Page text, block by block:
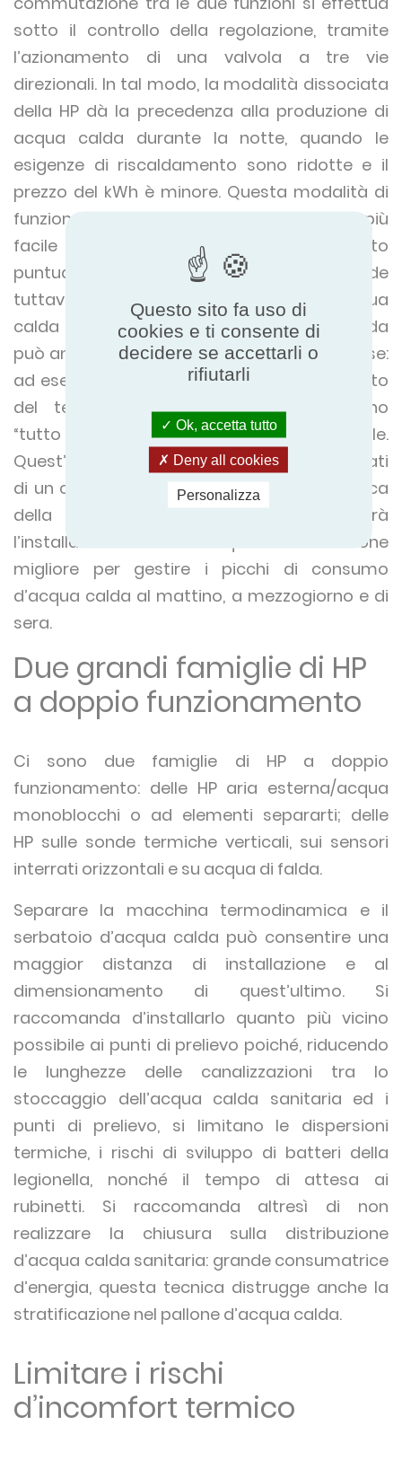
sotto il controllo della regolazione, tramite
l’azionamento di una valvola a tre vie
direzionali. In tal modo, la modalità dissociata
della HP dà la precedenza alla produzione di
acqua calda durante la notte, quando le
esigenze di riscaldamento sono ridotte e il
prezzo del kWh è minore. Questa modalità di
funzionamento è interessante poiché è più
facile interrompere il riscaldamento
puntualmente durante la notte ma richiede
tuttavia una capacità di stoccaggio d’acqua
calda notevole. La produzione d’acqua calda
può anche rispondere a due necessità diverse:
ad esempio, a 55°C la notte e a 40°C il resto
del tempo. Alcuni apparecchi funzionano
“tutto o niente” ed altri a velocità variabile.
Quest’ultimi sono, per la maggior parte, dotati
di un compressore con variazione elettronica
della velocità (tecnologia Inverter). Sarà
l’installatore a decidere qual è la soluzione
migliore per gestire i picchi di consumo
d’acqua calda al mattino, a mezzogiorno e di
sera.
Due grandi famiglie di HP
a doppio funzionamento
Ci sono due famiglie di HP a doppio
funzionamento: delle HP aria esterna/acqua
monoblocchi o ad elementi separarti; delle
HP sulle sonde termiche verticali, sui sensori
interrati orizzontali e su acqua di falda.
Separare la macchina termodinamica e il
serbatoio d’acqua calda può consentire una
maggior distanza di installazione e al
dimensionamento di quest’ultimo. Si
raccomanda d’installarlo quanto più vicino
possibile ai punti di prelievo poiché, riducendo
le lunghezze delle canalizzazioni tra lo
stoccaggio dell’acqua calda sanitaria ed i
punti di prelievo, si limitano le dispersioni
termiche, i rischi di sviluppo di batteri della
legionella, nonché il tempo di attesa ai
rubinetti. Si raccomanda altresì di non
realizzare la chiusura sulla distribuzione
d’acqua calda sanitaria: grande consumatrice
d’energia, questa tecnica distrugge anche la
stratificazione nel pallone d’acqua calda.
Limitare i rischi
d’incomfort termico
Questo sito fa uso di
cookies e ti consente di
decidere se accettarli o
rifiutarli
Ok, accetta tutto
Deny all cookies
Personalizza